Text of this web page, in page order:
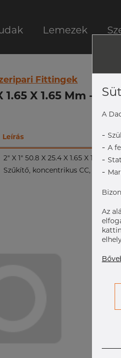
Lemezek
Fittingek
1.65 X 1.65 Mm -
Leírás
2" X 1" 50.8 X 25.4 X 1.65 X 1.65 mm
Szűkítő, koncentrikus CC, 316L,
A
-
- A
-
-
Az